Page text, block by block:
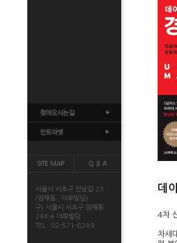
SITE MAP Q & A
서울시 서초구 언남길 23
(양재동 , 더부빌딩)
구) 서울시 서초구 양재동
244-4 더부빌딩
TEL : 02-571-8249
데
4차
차세